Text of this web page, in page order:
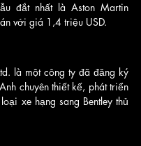
đắt nhất là Aston Martin
với giá 1,4 triệu USD.
là một công ty đã đăng ký
chuyên thiết kế, phát triển
xe hạng sang Bentley thủ